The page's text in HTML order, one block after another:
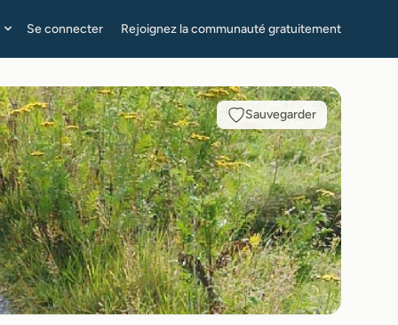
Se connecter Rejoignez la communauté gratuitement
Sauvegarder